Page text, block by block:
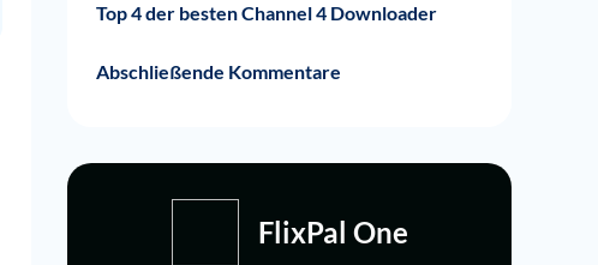
Top 4 der besten Channel 4 Downloader
Abschließende Kommentare
FlixPal One